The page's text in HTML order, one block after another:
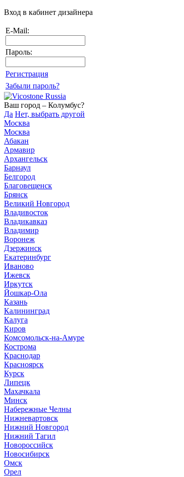
Вход в кабинет дизайнера
E-Mail:
Пароль:
Регистрация
Забыли пароль?
Ваш город – Колумбус?
Да Нет, выбрать другой
Москва
Москва
Абакан
Армавир
Архангельск
Барнаул
Белгород
Благовещенск
Брянск
Великий Новгород
Владивосток
Владикавказ
Владимир
Воронеж
Дзержинск
Екатеринбург
Иваново
Ижевск
Иркутск
Йошкар-Ола
Казань
Калининград
Калуга
Киров
Комсомольск-на-Амуре
Кострома
Краснодар
Красноярск
Курск
Липецк
Махачкала
Минск
Набережные Челны
Нижневартовск
Нижний Новгород
Нижний Тагил
Новороссийск
Новосибирск
Омск
Орел